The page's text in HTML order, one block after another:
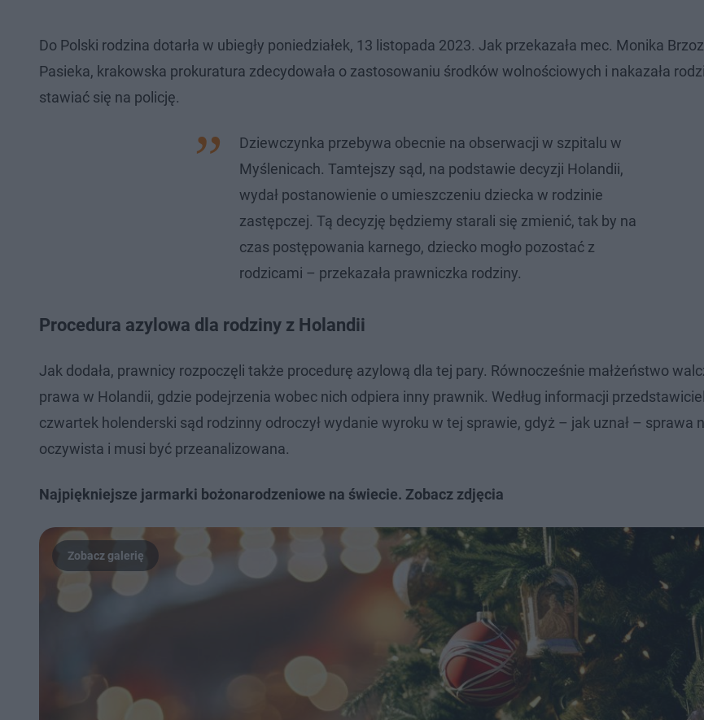
Do Polski rodzina dotarła w ubiegły poniedziałek, 13 listopada 2023. Jak przekazała mec. Monika
Pasieka, krakowska prokuratura zdecydowała o zastosowaniu środków wolnościowych i nakazała
stawiać się na policję.
Dziewczynka przebywa obecnie na obserwacji w szpitalu w
Myślenicach. Tamtejszy sąd, na podstawie decyzji Holandii,
wydał postanowienie o umieszczeniu dziecka w rodzinie
zastępczej. Tą decyzję będziemy starali się zmienić, tak by na
czas postępowania karnego, dziecko mogło pozostać z
rodzicami – przekazała prawniczka rodziny.
Procedura azylowa dla rodziny z Holandii
Jak dodała, prawnicy rozpoczęli także procedurę azylową dla tej pary. Równocześnie małżeństwo
prawa w Holandii, gdzie podejrzenia wobec nich odpiera inny prawnik. Według informacji
czwartek holenderski sąd rodzinny odroczył wydanie wyroku w tej sprawie, gdyż – jak uznał – sprawa
oczywista i musi być przeanalizowana.
Najpiękniejsze jarmarki bożonarodzeniowe na świecie. Zobacz zdjęcia